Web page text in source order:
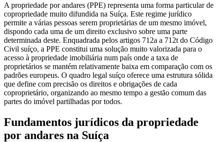
A propriedade por andares (PPE) representa uma forma particular de
copropriedade muito difundida na Suíça. Este regime jurídico
permite a várias pessoas serem proprietárias de um mesmo imóvel,
dispondo cada uma de um direito exclusivo sobre uma parte
determinada deste. Enquadrada pelos artigos 712a a 712t do Código
Civil suíço, a PPE constitui uma solução muito valorizada para o
acesso à propriedade imobiliária num país onde a taxa de
proprietários se mantém relativamente baixa em comparação com os
padrões europeus. O quadro legal suíço oferece uma estrutura sólida
que define com precisão os direitos e obrigações de cada
coproprietário, organizando ao mesmo tempo a gestão comum das
partes do imóvel partilhadas por todos.
Fundamentos jurídicos da propriedade
por andares na Suíça